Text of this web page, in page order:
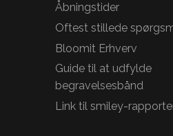
Åbningstider
Oftest stillede
Bloomit Erhverv
Guide til at udfylde
begravelsesbånd
Link til smiley-